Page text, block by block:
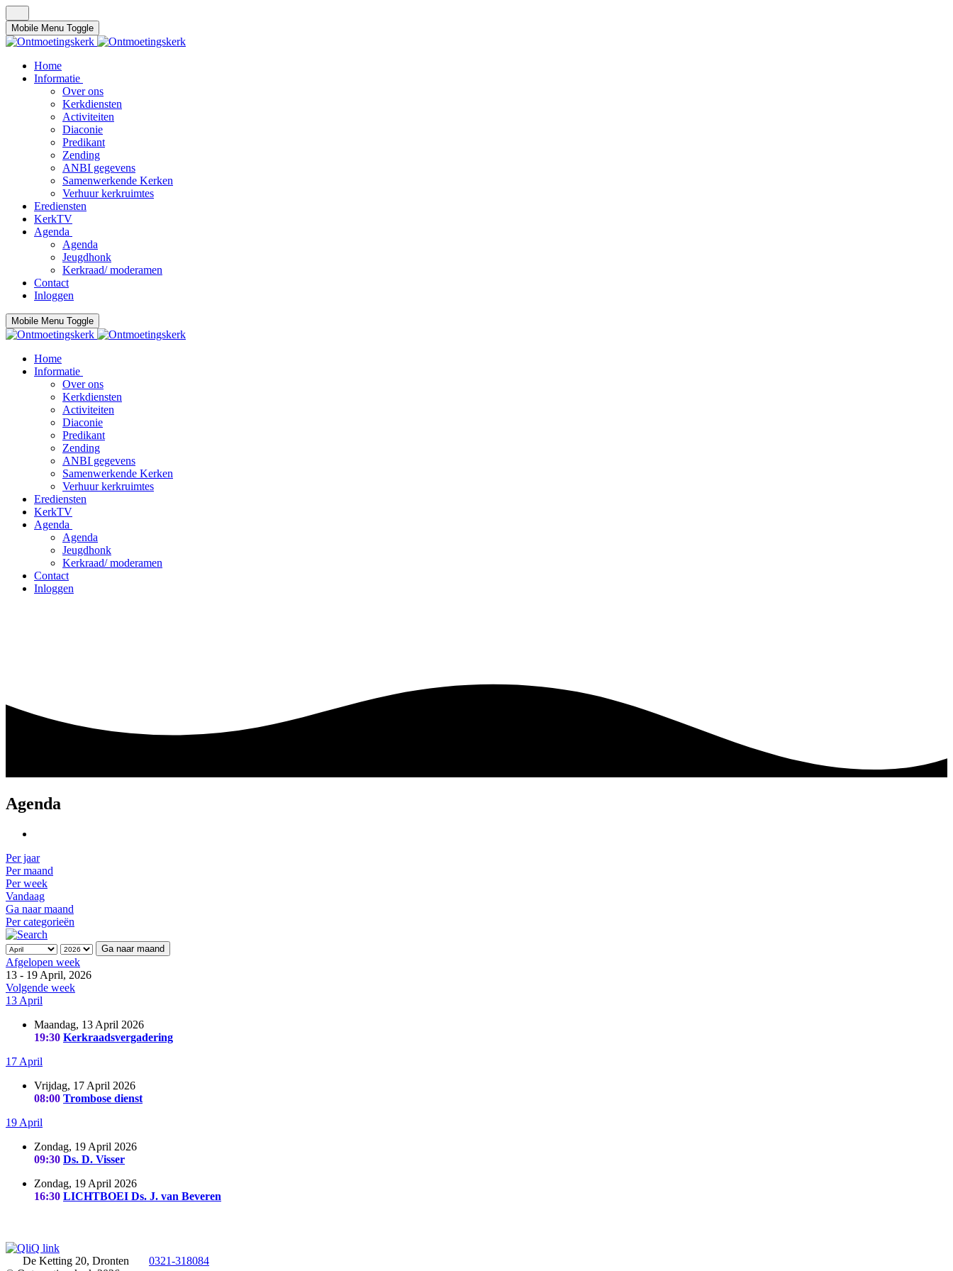
Mobile Menu Toggle
Home
Informatie
Over ons
Kerkdiensten
Activiteiten
Diaconie
Predikant
Zending
ANBI gegevens
Samenwerkende Kerken
Verhuur kerkruimtes
Erediensten
KerkTV
Agenda
Agenda
Jeugdhonk
Kerkraad/ moderamen
Contact
Inloggen
Mobile Menu Toggle
Home
Informatie
Over ons
Kerkdiensten
Activiteiten
Diaconie
Predikant
Zending
ANBI gegevens
Samenwerkende Kerken
Verhuur kerkruimtes
Erediensten
KerkTV
Agenda
Agenda
Jeugdhonk
Kerkraad/ moderamen
Contact
Inloggen
Agenda
Per jaar
Per maand
Per week
Vandaag
Ga naar maand
Per categorieën
Ga naar maand
Afgelopen week
13 - 19 April, 2026
Volgende week
13 April
Maandag, 13 April 2026
19:30 Kerkraadsvergadering
17 April
Vrijdag, 17 April 2026
08:00 Trombose dienst
19 April
Zondag, 19 April 2026
09:30 Ds. D. Visser
Zondag, 19 April 2026
16:30 LICHTBOEI Ds. J. van Beveren
De Ketting 20, Dronten
0321-318084